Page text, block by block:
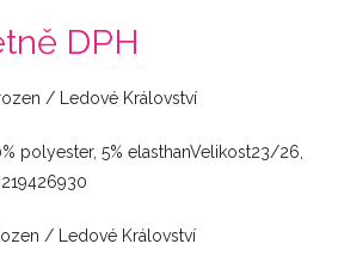
DPH
/ Ledové Království
polyester, 5% elasthanVelikost23/26,
/ Ledové Království